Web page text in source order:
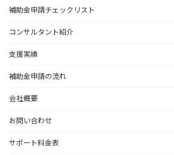
補助金申請チェックリスト
コンサルタント紹介
支援実績
補助金申請の流れ
会社概要
お問い合わせ
サポート料金表